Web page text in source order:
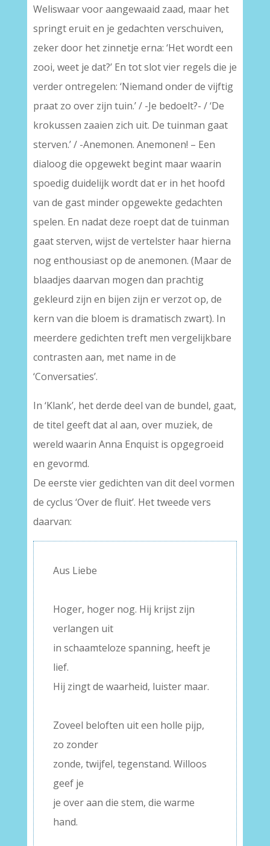
Weliswaar voor aangewaaid zaad, maar het
springt eruit en je gedachten verschuiven,
zeker door het zinnetje erna: ‘Het wordt een
zooi, weet je dat?’ En tot slot vier regels die je
verder ontregelen: ‘Niemand onder de vijftig
praat zo over zijn tuin.’ / -Je bedoelt?- / ‘De
krokussen zaaien zich uit. De tuinman gaat
sterven.’ / -Anemonen. Anemonen! – Een
dialoog die opgewekt begint maar waarin
spoedig duidelijk wordt dat er in het hoofd
van de gast minder opgewekte gedachten
spelen. En nadat deze roept dat de tuinman
gaat sterven, wijst de vertelster haar hierna
nog enthousiast op de anemonen. (Maar de
blaadjes daarvan mogen dan prachtig
gekleurd zijn en bijen zijn er verzot op, de
kern van die bloem is dramatisch zwart). In
meerdere gedichten treft men vergelijkbare
contrasten aan, met name in de
‘Conversaties’.
In ‘Klank’, het derde deel van de bundel, gaat,
de titel geeft dat al aan, over muziek, de
wereld waarin Anna Enquist is opgegroeid
en gevormd.
De eerste vier gedichten van dit deel vormen
de cyclus ‘Over de fluit’. Het tweede vers
daarvan:
Aus Liebe
Hoger, hoger nog. Hij krijst zijn
verlangen uit
in schaamteloze spanning, heeft je
lief.
Hij zingt de waarheid, luister maar.
Zoveel beloften uit een holle pijp,
zo zonder
zonde, twijfel, tegenstand. Willoos
geef je
je over aan die stem, die warme
hand.